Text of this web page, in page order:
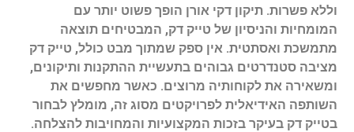
וללא פשרות. תיקון דקי אורן הופך פשוט יותר עם
המומחיות והניסיון של טייק דק, המבטיחים תוצאה
מתמשכת ואסתטית. אין ספק שמתוך מבט כולל, טייק דק
מציבה סטנדרטים גבוהים בתעשיית ההתקנות ותיקונים,
ומשאירה את לקוחותיה מרוצים. כאשר מחפשים את
השותפה האידיאלית לפרויקטים מסוג זה, מומלץ לבחור
בטייק דק בעיקר בזכות המקצועיות והמחויבות להצלחה.